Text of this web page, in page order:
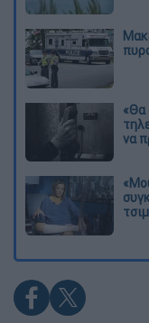
«Θα
να